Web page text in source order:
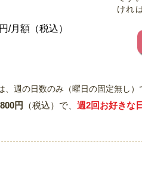
/月額（税込）
けれ
、週の日数のみ（曜日の固定無し）
円 （税込）で、 週2回お好きな日